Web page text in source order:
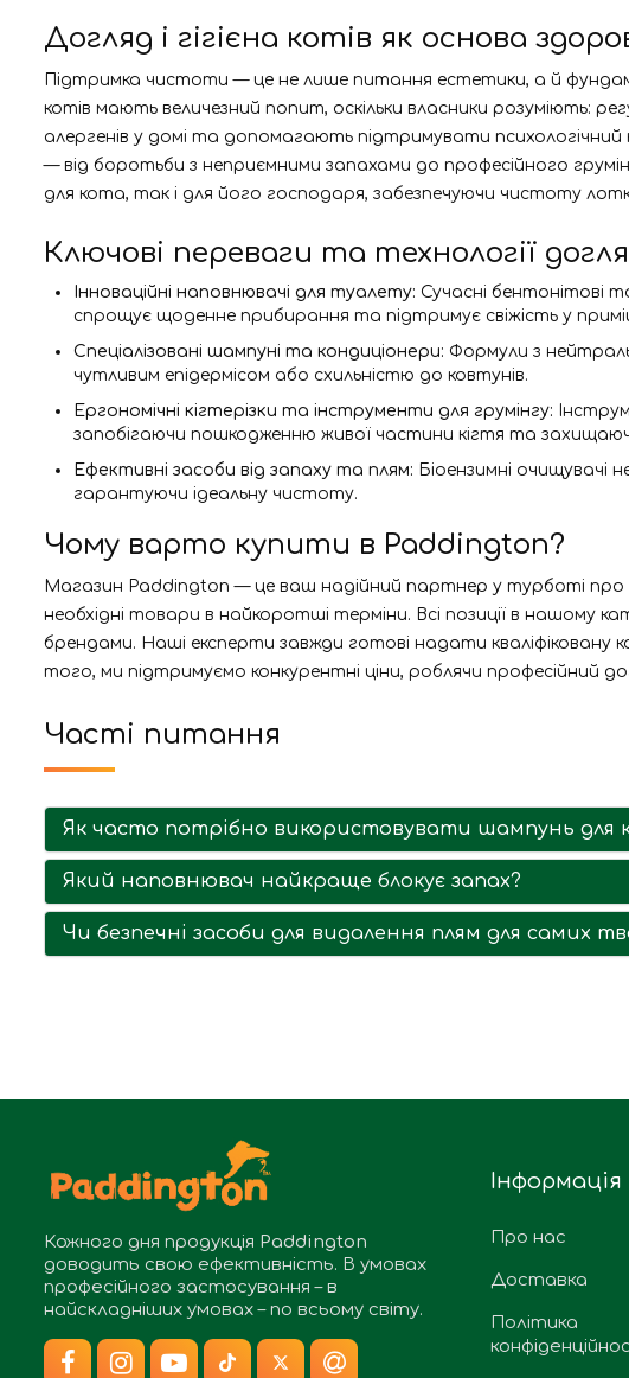
Догляд і гігієна котів як основа
Підтримка чистоти — це не лише питання естетики, а й
котів мають величезний попит, оскільки власники розуміють:
алергенів у домі та допомагають підтримувати
— від боротьби з неприємними запахами до професійного
для кота, так і для його господаря, забезпечуючи чистоту
Ключові переваги та технології
Інноваційні наповнювачі для туалету: Сучасні бентонітові
спрощує щоденне прибирання та підтримує свіжість у
Спеціалізовані шампуні та кондиціонери: Формули з
чутливим епідермісом або схильністю до ковтунів.
Ергономічні кігтерізки та інструменти для грумінгу:
запобігаючи пошкодженню живої частини кігтя та
Ефективні засоби від запаху та плям: Біоензимні очищувачі
гарантуючи ідеальну чистоту.
Чому варто купити в Paddington?
Магазин Paddington — це ваш надійний партнер у турботі про
необхідні товари в найкоротші терміни. Всі позиції в нашому
брендами. Наші експерти завжди готові надати кваліфіковану
того, ми підтримуємо конкурентні ціни, роблячи професійний
Часті питання
Як часто потрібно використовувати шампунь для
Який наповнювач найкраще блокує запах?
Чи безпечні засоби для видалення плям для самих
Кожного дня продукція Paddington
доводить свою ефективність. В умовах
професійного застосування – в
найскладніших умовах – по всьому світу.
Інформація
Про нас
Доставка
Політика